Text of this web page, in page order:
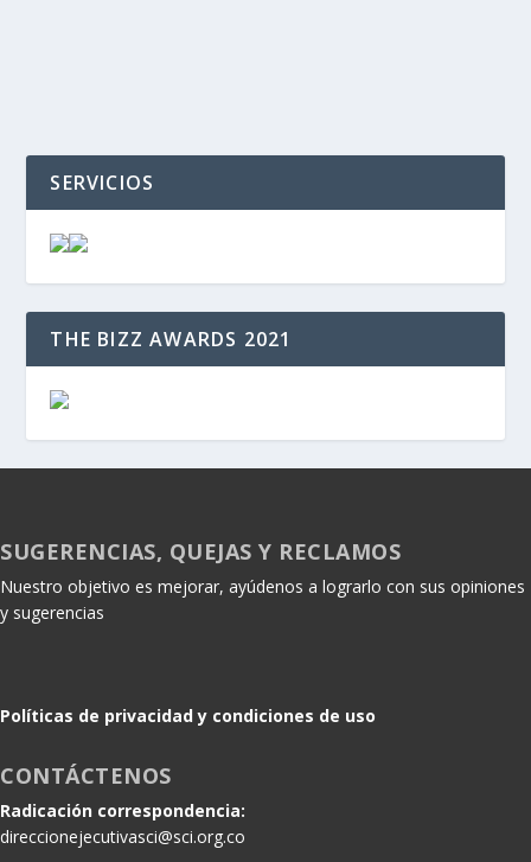
SERVICIOS
THE BIZZ AWARDS 2021
SUGERENCIAS, QUEJAS Y RECLAMOS
Nuestro objetivo es mejorar, ayúdenos a lograrlo con sus opiniones
y sugerencias
Políticas de privacidad y condiciones de uso
CONTÁCTENOS
Radicación correspondencia:
direccionejecutivasci@sci.org.co